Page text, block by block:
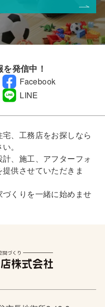
発信中！
Facebook
LINE
、工務店をお探しなら
。
、施工、アフターフォ
供させていただきま
くりを一緒に始めませ